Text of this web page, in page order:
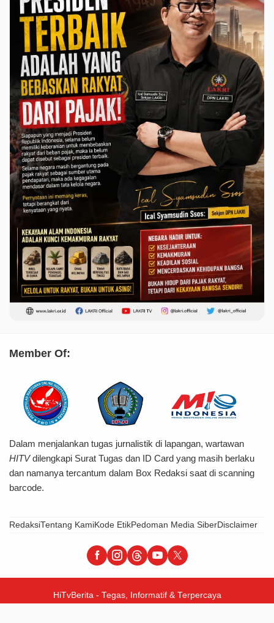
Member Of:
Dalam menjalankan tugas jurnalistik di lapangan, wartawan
HITVdilengkapi Surat Tugas dan ID Card yang masih berlaku
dan namanya tercantum dalam Box Redaksi saat di scanning
barcode.
RedaksiTentang KamiKode EtikPedoman Media SiberDisclaimer
HiTvBerita - Tegas, Informatif & Terpercaya